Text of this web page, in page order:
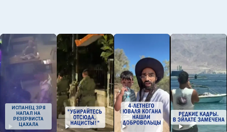
ИСПАНЕЦ ЗРЯ
НАПАЛ НА
РЕЗЕРВИСТА
ЦАХАЛА